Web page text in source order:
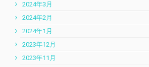
2024年3月
2024年2月
2024年1月
2023年12月
2023年11月